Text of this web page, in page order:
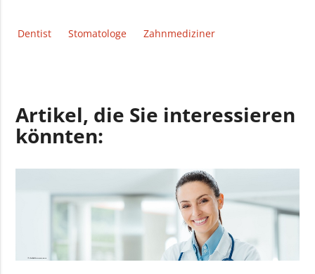
Dentist Stomatologe Zahnmediziner
Artikel, die Sie interessieren
könnten: